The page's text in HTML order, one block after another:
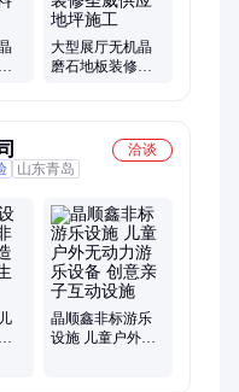
大型展厅无机晶
磨石地板装修圣
洽谈
山东青岛
晶顺鑫非标游乐
设施 儿童户外无